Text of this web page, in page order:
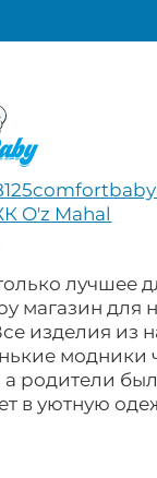
O'z Mahal
на
нами в
за нами в
за нами в
лучшее
магазин для
изделия из
модники
родители
в уютную